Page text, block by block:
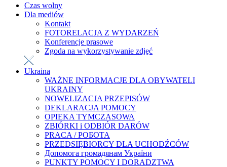
Czas wolny
Dla mediów
Kontakt
FOTORELACJA Z WYDARZEŃ
Konferencje prasowe
Zgoda na wykorzystywanie zdjęć
Ukraina
WAŻNE INFORMACJE DLA OBYWATELI
UKRAINY
NOWELIZACJA PRZEPISÓW
DEKLARACJA POMOCY
OPIEKA TYMCZASOWA
ZBIÓRKI i ODBIÓR DARÓW
PRACA / РОБОТА
PRZEDSIĘBIORCY DLA UCHODŹCÓW
Допомога громадянам України
PUNKTY POMOCY I DORADZTWA